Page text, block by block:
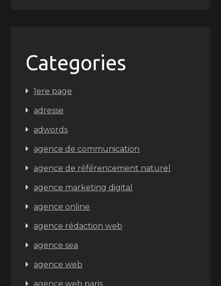
Categories
1ere page
adresse
adwords
agence de communication
agence de référencement naturel
agence marketing digital
agence online
agence rédaction web
agence sea
agence web
agence web paris